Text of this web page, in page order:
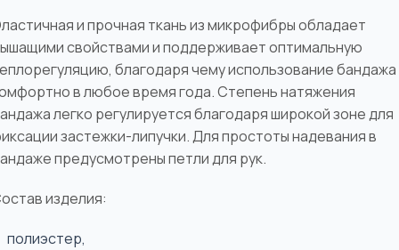
и прочная ткань из микрофибры обладает
свойствами и поддерживает оптимальную
благодаря чему использование бандажа
в любое время года. Степень натяжения
легко регулируется благодаря широкой зоне для
застежки-липучки. Для простоты надевания в
предусмотрены петли для рук.
изделия:
полиэстер,